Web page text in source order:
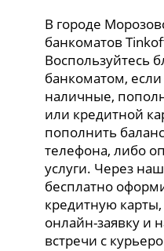
В городе
банкоматов
Воспользуйтесь
банкоматом,
наличные,
или кредитной
пополнить
телефона, либо
услуги. Через
бесплатно
кредитную
онлайн-заявку и
встречи с